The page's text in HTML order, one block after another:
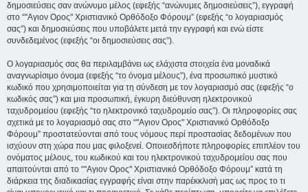
δημοσιεύσεις σαν ανώνυμο μέλος (εφεξής “ανώνυμες δημοσιεύσεις”), εγγραφή
στο “"Αγιον Ορος" Χριστιανικό Ορθόδοξο Φόρουμ” (εφεξής “ο λογαριασμός
σας”) και δημοσιεύσεις που υποβάλετε μετά την εγγραφή και ενώ είστε
συνδεδεμένος (εφεξής “οι δημοσιεύσεις σας”).
Ο λογαριασμός σας θα περιλαμβάνει ως ελάχιστα στοιχεία ένα μοναδικά
αναγνωρίσιμο όνομα (εφεξής “το όνομα μέλους”), ένα προσωπικό μυστικό
κωδικό που χρησιμοποιείται για τη σύνδεση με τον λογαριασμό σας (εφεξής “ο
κωδικός σας”) και μια προσωπική, έγκυρη διεύθυνση ηλεκτρονικού
ταχυδρομείου (εφεξής “το ηλεκτρονικό ταχυδρομείο σας”). Οι πληροφορίες σας
σχετικά με το λογαριασμό σας στο “"Αγιον Ορος" Χριστιανικό Ορθόδοξο
Φόρουμ” προστατεύονται από τους νόμους περί προστασίας δεδομένων που
ισχύουν στη χώρα που μας φιλοξενεί. Οποιεσδήποτε πληροφορίες επιπλέον του
ονόματος μέλους, του κωδικού και του ηλεκτρονικού ταχυδρομείου σας που
απαιτούνται από το “"Αγιον Ορος" Χριστιανικό Ορθόδοξο Φόρουμ” κατά τη
διάρκεια της διαδικασίας εγγραφής είναι στην παρέκκλισή μας ως προς το τι